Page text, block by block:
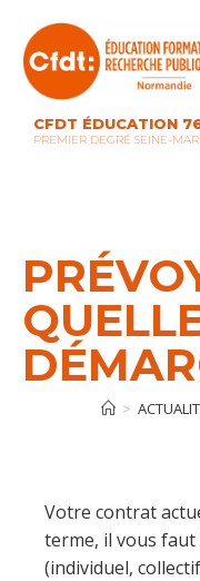
content
CFDT ÉDUCATION
PREMIER DEGRÉ SEINE-
>
Votre contrat
terme, il vous
(individuel,